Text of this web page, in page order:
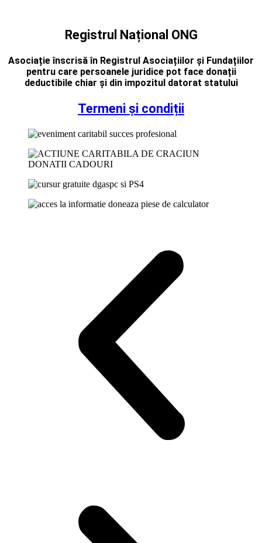
Registrul Național ONG
Asociație înscrisă în Registrul Asociațiilor și Fundațiilor
pentru care persoanele juridice pot face donații
deductibile chiar și din impozitul datorat statului
Termeni și condiții